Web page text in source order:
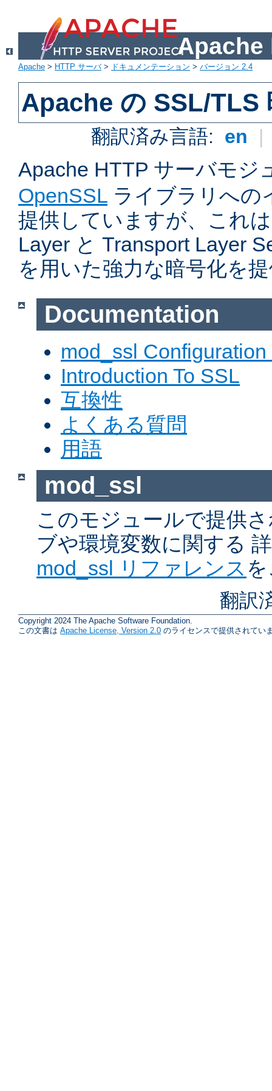
Apache
Apache > HTTP サーバ> ドキュメンテーション > バージョン 2.4
Apache の SSL/TLS
翻訳済み言語: en |
Apache HTTP サーバモジ
OpenSSL ライブラリへの
提供していますが、これ
Layer と Transport Layer
を用いた強力な暗号化を
Documentation
mod_ssl Configuration
Introduction To SSL
互換性
よくある質問
用語
mod_ssl
このモジュールで提供
ブや環境変数に関する
mod_ssl リファレンス
翻訳
Copyright 2024 The Apache Software Foundation.
この文書は Apache License, Version 2.0 のライセンスで提供されてい